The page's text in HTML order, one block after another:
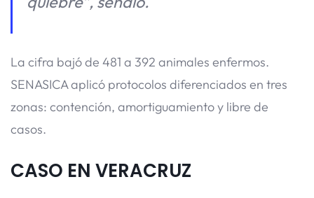
La cifra bajó de 481 a 392 animales enfermos.
SENASICA aplicó protocolos diferenciados en tres
zonas: contención, amortiguamiento y libre de
casos.
CASO EN VERACRUZ